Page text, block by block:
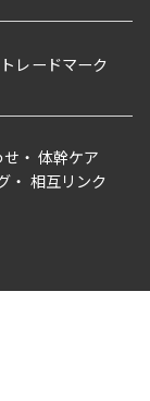
トレードマーク
体幹ケア
相互リンク